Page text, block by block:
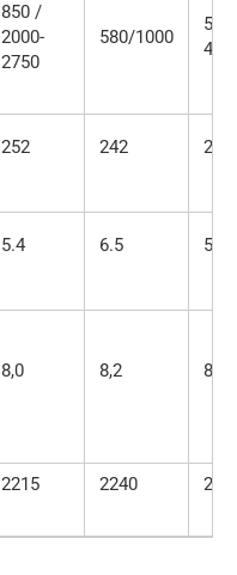
850 /
2000-
2750
580/1000
252 242 243
5.4 6.5 5.9
8,0 8,2 8,2
2215 2240